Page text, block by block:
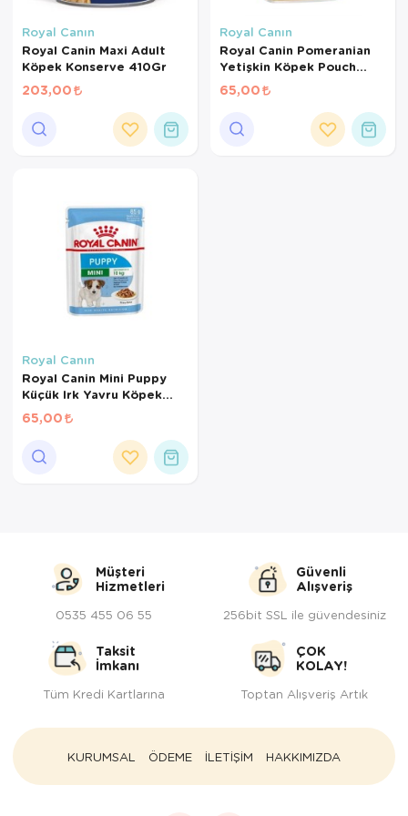
Royal Canın
Royal Canin Maxi Adult
Köpek Konserve 410Gr
203,00
Royal Canın
Royal Canin Pomeranian
Yetişkin Köpek Pouch
85gr
65,00
Royal Canın
Royal Canin Mini Puppy
Küçük Irk Yavru Köpek
Pouch 85gr
65,00
Müşteri
Hizmetleri
0535 455 06 55
Güvenli
Alışveriş
256bit SSL ile güvendesiniz
Taksit
İmkanı
Tüm Kredi Kartlarına
ÇOK
KOLAY!
Toptan Alışveriş Artık
KURUMSAL ÖDEME İLETİŞİM HAKKIMIZDA